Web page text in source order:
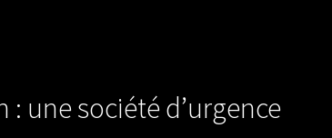
une société d’urgence